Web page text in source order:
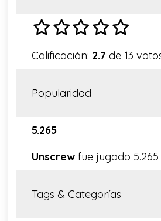
Calificación: 2.7 de 13
Popularidad
5.265
Unscrew fue jugado 5.265
Tags & Categorías